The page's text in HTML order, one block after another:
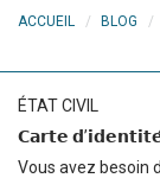
ACCUEIL BLOG
ÉTAT CIVIL
𝗖𝗮𝗿𝘁𝗲
Vous avez besoin